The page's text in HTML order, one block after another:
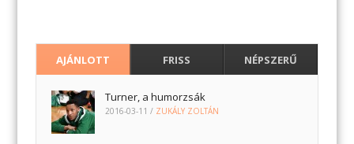
AJÁNLOTT FRISS NÉPSZERŰ
Turner, a humorzsák
2016-03-11 / ZUKÁLY ZOLTÁN